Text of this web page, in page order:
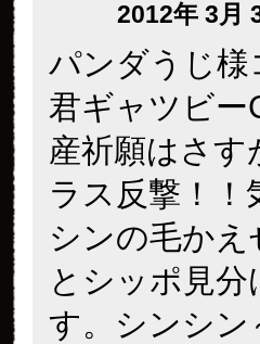
2012年 3月
パンダうじ様
君ギャツビー
産祈願はさす
ラス反撃！
シンの毛か
とシッポ見
す。シンシン